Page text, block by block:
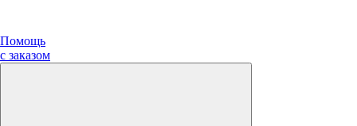
Помощь
с заказом